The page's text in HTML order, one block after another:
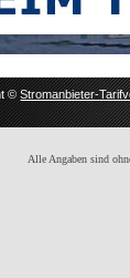
©Stromanbieter-
Alle Angaben sind